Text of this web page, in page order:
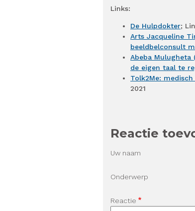
Links:
De Hulpdokter;
Arts Jacqueline
beeldbelconsult
Abeba Mulugheta
de eigen taal te
Tolk2Me:
2021
Reactie
Uw naam
Onderwerp
Reactie